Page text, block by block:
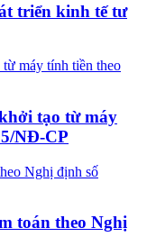
triển kinh tế tư
tạo từ máy
NĐ-CP
toán theo Nghị